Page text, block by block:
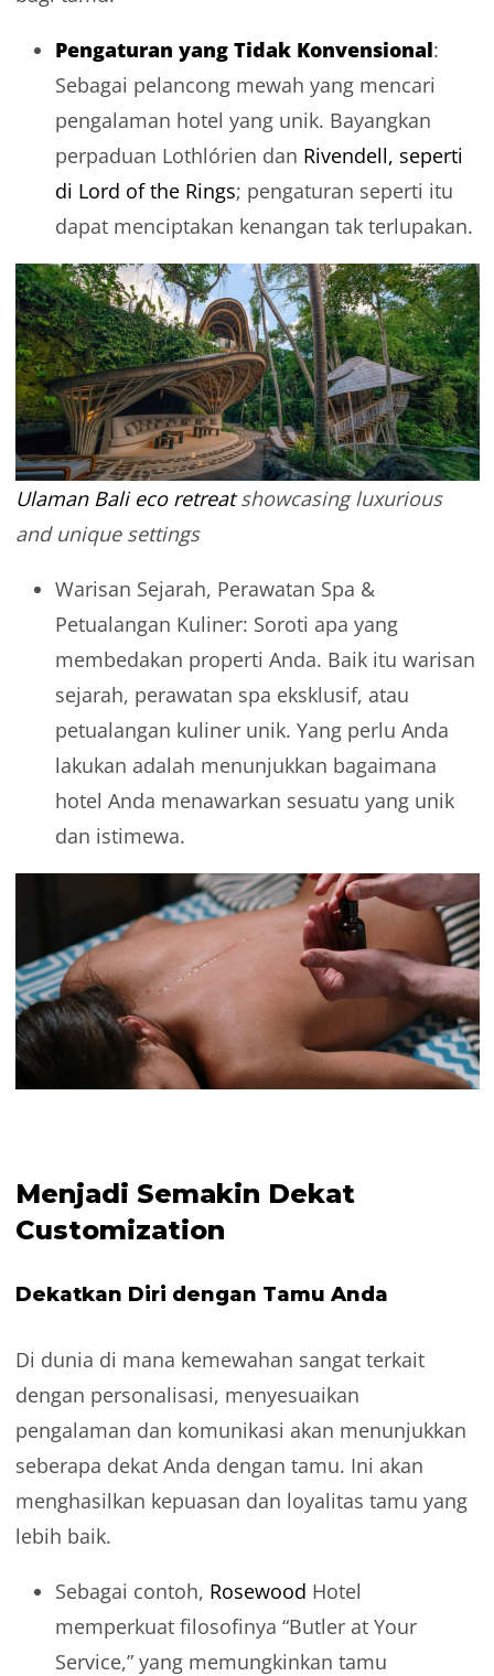
Pengaturan yang Tidak Konvensional:
Sebagai pelancong mewah yang mencari
pengalaman hotel yang unik. Bayangkan
perpaduan Lothlórien dan Rivendell, seperti
di Lord of the Rings; pengaturan seperti itu
dapat menciptakan kenangan tak terlupakan.
Ulaman Bali eco retreatshowcasing luxurious
and unique settings
Warisan Sejarah, Perawatan Spa &
Petualangan Kuliner: Soroti apa yang
membedakan properti Anda. Baik itu warisan
sejarah, perawatan spa eksklusif, atau
petualangan kuliner unik. Yang perlu Anda
lakukan adalah menunjukkan bagaimana
hotel Anda menawarkan sesuatu yang unik
dan istimewa.
Menjadi Semakin Dekat
Customization
Dekatkan Diri dengan Tamu Anda
Di dunia di mana kemewahan sangat terkait
dengan personalisasi, menyesuaikan
pengalaman dan komunikasi akan menunjukkan
seberapa dekat Anda dengan tamu. Ini akan
menghasilkan kepuasan dan loyalitas tamu yang
lebih baik.
Sebagai contoh, Rosewood Hotel
memperkuat filosofinya “Butler at Your
Service,” yang memungkinkan tamu